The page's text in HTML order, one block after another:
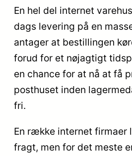
En hel del internet
dags levering på en
antager at bestillingen
forud for et nøjagtigt
en chance for at nå at få
posthuset inden
fri.
En række internet firmaer
fragt, men for det meste